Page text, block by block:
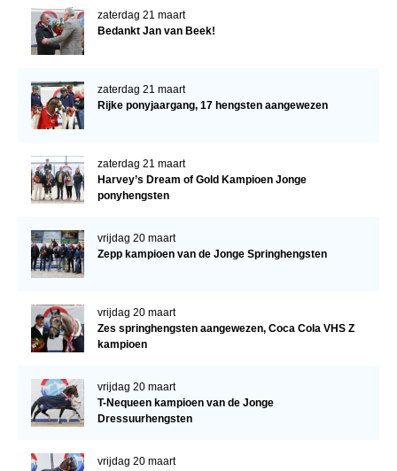
zaterdag 21 maart
Bedankt Jan van Beek!
zaterdag 21 maart
Rijke ponyjaargang, 17 hengsten aangewezen
zaterdag 21 maart
Harvey’s Dream of Gold Kampioen Jonge
ponyhengsten
vrijdag 20 maart
Zepp kampioen van de Jonge Springhengsten
vrijdag 20 maart
Zes springhengsten aangewezen, Coca Cola VHS Z
kampioen
vrijdag 20 maart
T-Nequeen kampioen van de Jonge
Dressuurhengsten
vrijdag 20 maart